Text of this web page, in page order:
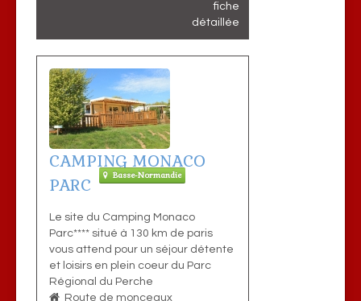
fiche
détaillée
CAMPING MONACO
PARC
Basse-Normandie
Le site du Camping Monaco
Parc**** situé à 130 km de paris
vous attend pour un séjour détente
et loisirs en plein coeur du Parc
Régional du Perche
Route de monceaux